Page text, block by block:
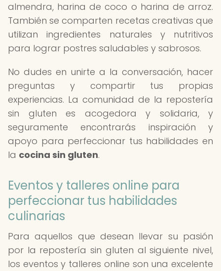
almendra, harina de coco o harina de arroz.
También se comparten recetas creativas que
utilizan ingredientes naturales y nutritivos
para lograr postres saludables y sabrosos.
No dudes en unirte a la conversación, hacer
preguntas y compartir tus propias
experiencias. La comunidad de la repostería
sin gluten es acogedora y solidaria, y
seguramente encontrarás inspiración y
apoyo para perfeccionar tus habilidades en
la cocina sin gluten.
Eventos y talleres online para
perfeccionar tus habilidades
culinarias
Para aquellos que desean llevar su pasión
por la repostería sin gluten al siguiente nivel,
los eventos y talleres online son una excelente